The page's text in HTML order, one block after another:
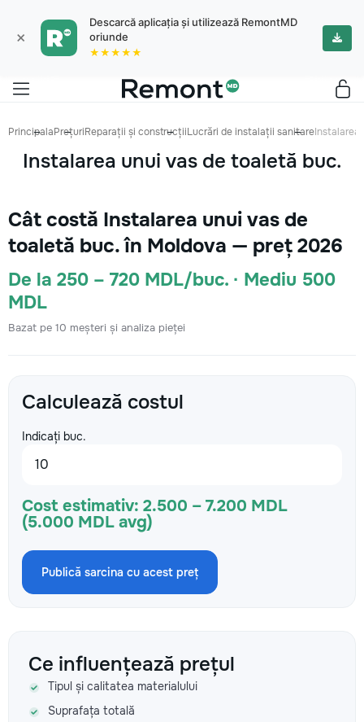
×
Descarcă aplicația și utilizează RemontMD
oriunde
★★★★★
PrincipalaPrețuriReparații și construcțiiLucrări de instalații sanitareInstalarea
Instalarea unui vas de toaletă buc.
Cât costă Instalarea unui vas de
toaletă buc. în Moldova — preț 2026
De la 250 – 720 MDL/buc. · Mediu 500
MDL
Bazat pe 10 meșteri și analiza pieței
Calculează costul
Indicați buc.
Cost estimativ: 2.500 – 7.200 MDL
(5.000 MDL avg)
Publică sarcina cu acest preț
Ce influențează prețul
Tipul și calitatea materialului
Suprafața totală